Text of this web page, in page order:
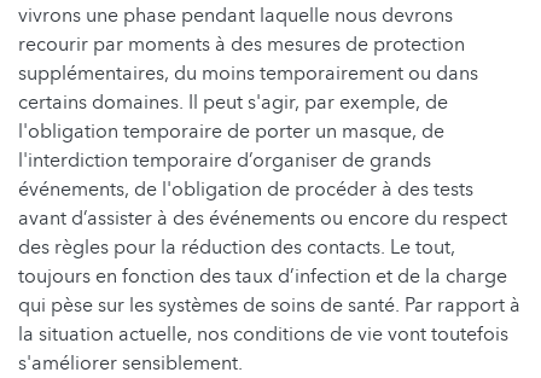
vivrons une phase pendant laquelle nous devrons
recourir par moments à des mesures de protection
supplémentaires, du moins temporairement ou dans
certains domaines. Il peut s'agir, par exemple, de
l'obligation temporaire de porter un masque, de
l'interdiction temporaire d’organiser de grands
événements, de l'obligation de procéder à des tests
avant d’assister à des événements ou encore du respect
des règles pour la réduction des contacts. Le tout,
toujours en fonction des taux d’infection et de la charge
qui pèse sur les systèmes de soins de santé. Par rapport à
la situation actuelle, nos conditions de vie vont toutefois
s'améliorer sensiblement.